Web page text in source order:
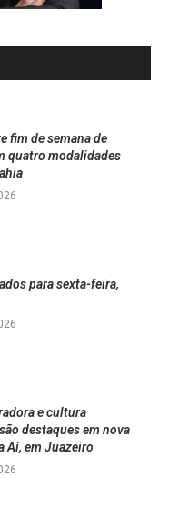
fim de semana de
quatro modalidades
para sexta-feira,
e cultura
destaques em nova
Aí, em Juazeiro